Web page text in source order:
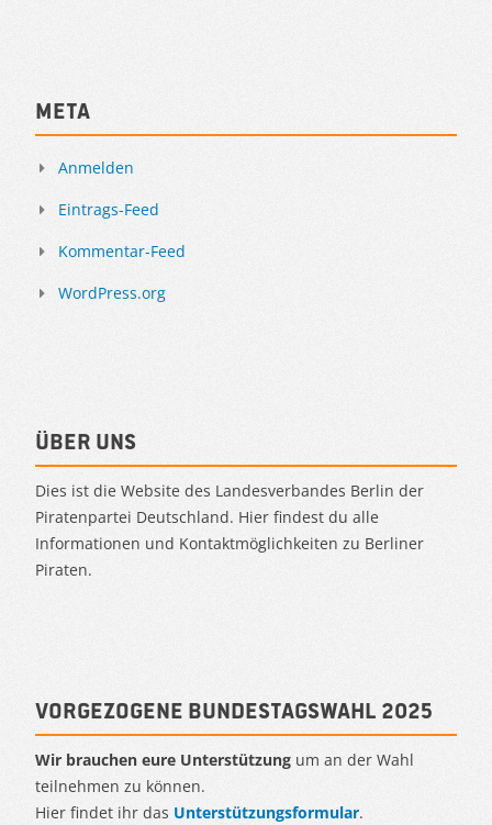
Meta
Anmelden
Eintrags-Feed
Kommentar-Feed
WordPress.org
Über uns
Dies ist die Website des Landesverbandes Berlin der
Piratenpartei Deutschland. Hier findest du alle
Informationen und Kontaktmöglichkeiten zu Berliner
Piraten.
Vorgezogene Bundestagswahl 2025
Wir brauchen eure Unterstützung um an der Wahl
teilnehmen zu können.
Hier findet ihr das Unterstützungsformular.